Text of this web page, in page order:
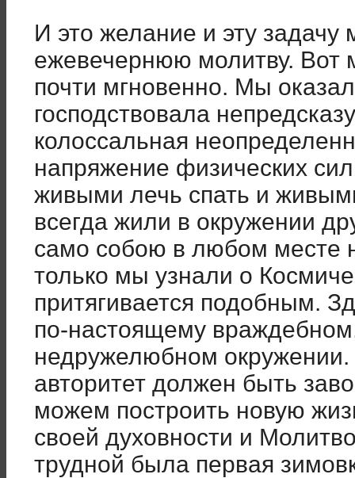
И это желание и эту задачу
ежевечернюю молитву. Вот
почти мгновенно. Мы
господствовала
колоссальная
напряжение физических
живыми лечь спать и
всегда жили в окружении
само собою в любом месте
только мы узнали о
притягивается подобным.
по-настоящему
недружелюбном окружении.
авторитет должен быть
можем построить новую
своей духовности и
трудной была первая